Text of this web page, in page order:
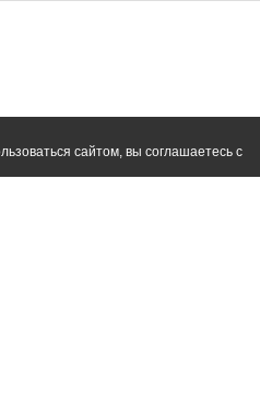
сайтом, вы соглашаетесь с